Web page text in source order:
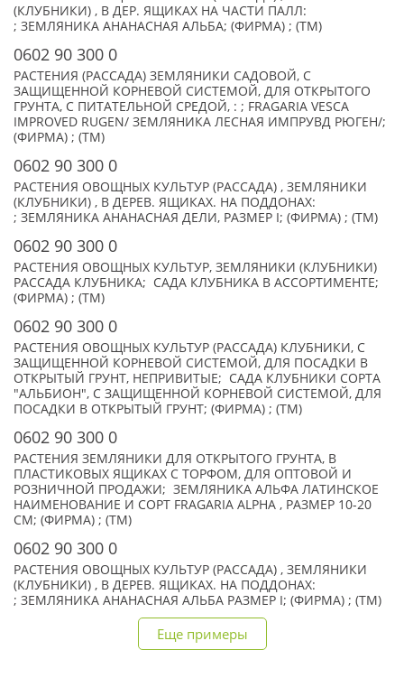
(КЛУБНИКИ) , В ДЕР. ЯЩИКАХ НА ЧАСТИ ПАЛЛ:
; ЗЕМЛЯНИКА АНАНАСНАЯ АЛЬБА; (ФИРМА) ; (TM)
0602 90 300 0
РАСТЕНИЯ (РАССАДА) ЗЕМЛЯНИКИ САДОВОЙ, С
ЗАЩИЩЕННОЙ КОРНЕВОЙ СИСТЕМОЙ, ДЛЯ ОТКРЫТОГО
ГРУНТА, С ПИТАТЕЛЬНОЙ СРЕДОЙ, : ; FRAGARIA VESCA
IMPROVED RUGEN/ ЗЕМЛЯНИКА ЛЕСНАЯ ИМПРУВД РЮГЕН/;
(ФИРМА) ; (TM)
0602 90 300 0
РАСТЕНИЯ ОВОЩНЫХ КУЛЬТУР (РАССАДА) , ЗЕМЛЯНИКИ
(КЛУБНИКИ) , В ДЕРЕВ. ЯЩИКАХ. НА ПОДДОНАХ:
; ЗЕМЛЯНИКА АНАНАСНАЯ ДЕЛИ, РАЗМЕР I; (ФИРМА) ; (TM)
0602 90 300 0
РАСТЕНИЯ ОВОЩНЫХ КУЛЬТУР, ЗЕМЛЯНИКИ (КЛУБНИКИ)
РАССАДА КЛУБНИКА; САДА КЛУБНИКА В АССОРТИМЕНТЕ;
(ФИРМА) ; (TM)
0602 90 300 0
РАСТЕНИЯ ОВОЩНЫХ КУЛЬТУР (РАССАДА) КЛУБНИКИ, С
ЗАЩИЩЕННОЙ КОРНЕВОЙ СИСТЕМОЙ, ДЛЯ ПОСАДКИ В
ОТКРЫТЫЙ ГРУНТ, НЕПРИВИТЫЕ; САДА КЛУБНИКИ СОРТА
"АЛЬБИОН", С ЗАЩИЩЕННОЙ КОРНЕВОЙ СИСТЕМОЙ, ДЛЯ
ПОСАДКИ В ОТКРЫТЫЙ ГРУНТ; (ФИРМА) ; (TM)
0602 90 300 0
РАСТЕНИЯ ЗЕМЛЯНИКИ ДЛЯ ОТКРЫТОГО ГРУНТА, В
ПЛАСТИКОВЫХ ЯЩИКАХ С ТОРФОМ, ДЛЯ ОПТОВОЙ И
РОЗНИЧНОЙ ПРОДАЖИ; ЗЕМЛЯНИКА АЛЬФА ЛАТИНСКОЕ
НАИМЕНОВАНИЕ И СОРТ FRAGARIA ALPHA , РАЗМЕР 10-20
СМ; (ФИРМА) ; (TM)
0602 90 300 0
РАСТЕНИЯ ОВОЩНЫХ КУЛЬТУР (РАССАДА) , ЗЕМЛЯНИКИ
(КЛУБНИКИ) , В ДЕРЕВ. ЯЩИКАХ. НА ПОДДОНАХ:
; ЗЕМЛЯНИКА АНАНАСНАЯ АЛЬБА РАЗМЕР I; (ФИРМА) ; (TM)
Еще примеры